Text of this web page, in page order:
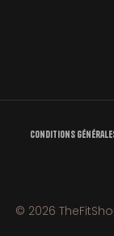
Conditions
© 2026